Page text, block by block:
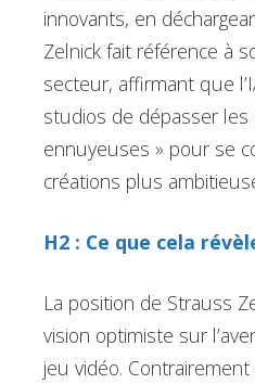
innovants, en
Zelnick fait référence à
secteur, affirmant que
studios de dépasser les
ennuyeuses » pour se
créations plus
H2 : Ce que cela
La position de Strauss
vision optimiste sur
jeu vidéo.